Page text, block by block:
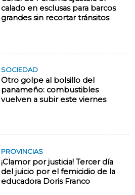
calado en esclusas para barcos
grandes sin recortar tránsitos
SOCIEDAD
Otro golpe al bolsillo del
panameño: combustibles
vuelven a subir este viernes
PROVINCIAS
¡Clamor por justicia! Tercer día
del juicio por el femicidio de la
educadora Doris Franco